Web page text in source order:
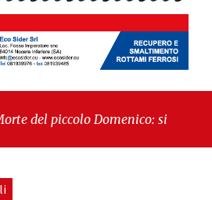
piccolo Domenico: si proseguirà